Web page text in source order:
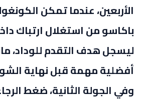
الأربعين، عندما تمكن
باكاسو من استغلال ارتباك
ليسجل هدف التقدم للوداد،
أفضلية مهمة قبل نهاية
وفي الجولة الثانية، ضغط